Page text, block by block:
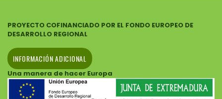
PROYECTO COFINANCIADO POR EL FONDO EUROPEO DE
DESARROLLO REGIONAL
INFORMACIÓN ADICIONAL
Una manera de hacer Europa